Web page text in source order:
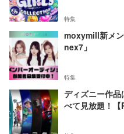
特集
moxymill新メ
nex7」
特集
ディズニー作
べて見放題！【